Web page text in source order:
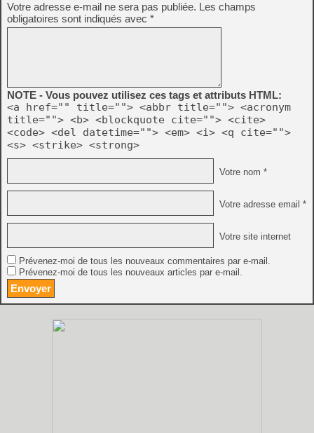
Votre adresse e-mail ne sera pas publiée. Les champs
obligatoires sont indiqués avec *
NOTE - Vous pouvez utilisez ces tags et attributs HTML:
<a href="" title=""> <abbr title=""> <acronym
title=""> <b> <blockquote cite=""> <cite>
<code> <del datetime=""> <em> <i> <q cite="">
<s> <strike> <strong>
Votre nom *
Votre adresse email *
Votre site internet
Prévenez-moi de tous les nouveaux commentaires par e-mail.
Prévenez-moi de tous les nouveaux articles par e-mail.